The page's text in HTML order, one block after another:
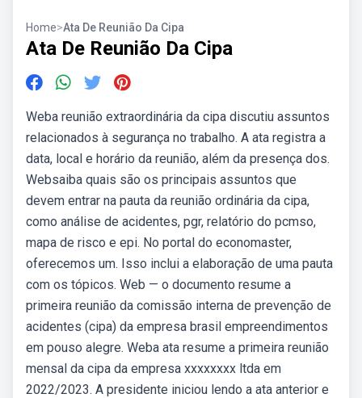
Home>Ata De Reunião Da Cipa
Ata De Reunião Da Cipa
Weba reunião extraordinária da cipa discutiu assuntos
relacionados à segurança no trabalho. A ata registra a
data, local e horário da reunião, além da presença dos.
Websaiba quais são os principais assuntos que
devem entrar na pauta da reunião ordinária da cipa,
como análise de acidentes, pgr, relatório do pcmso,
mapa de risco e epi. No portal do economaster,
oferecemos um. Isso inclui a elaboração de uma pauta
com os tópicos. Web — o documento resume a
primeira reunião da comissão interna de prevenção de
acidentes (cipa) da empresa brasil empreendimentos
em pouso alegre. Weba ata resume a primeira reunião
mensal da cipa da empresa xxxxxxxx ltda em
2022/2023. A presidente iniciou lendo a ata anterior e